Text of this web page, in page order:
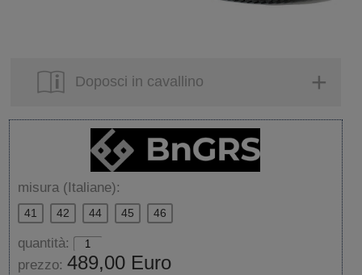
Doposci in cavallino
misura (Italiane):
41 42 44 45 46
quantità:
prezzo: 489,00 Euro